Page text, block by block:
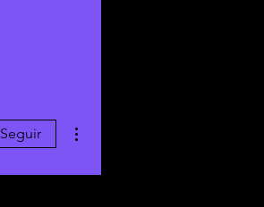
Seguir